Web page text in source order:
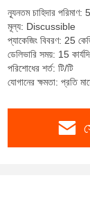
ন্যূনতম চাহিদার পরিমাণ:
মূল্য: Discussible
প্যাকেজিং বিবরণ: 25
ডেলিভারি সময়: 15
পরিশোধের শর্ত: টি/টি
যোগানের ক্ষমতা: প্রতি